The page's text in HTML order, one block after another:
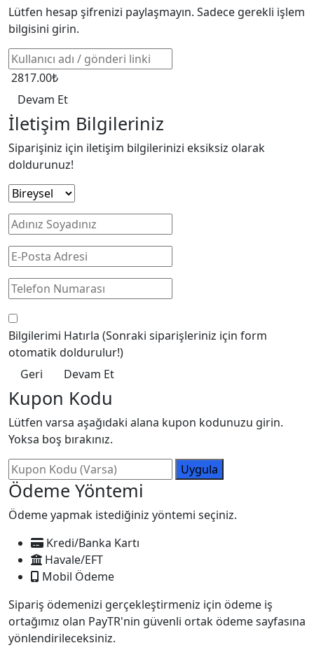
Lütfen hesap şifrenizi paylaşmayın. Sadece gerekli işlem
bilgisini girin.
2817.00₺
Devam Et
İletişim Bilgileriniz
Siparişiniz için iletişim bilgilerinizi eksiksiz olarak
doldurunuz!
Bilgilerimi Hatırla (Sonraki siparişleriniz için form
otomatik doldurulur!)
Geri
Devam Et
Kupon Kodu
Lütfen varsa aşağıdaki alana kupon kodunuzu girin.
Yoksa boş bırakınız.
Uygula
Ödeme Yöntemi
Ödeme yapmak istediğiniz yöntemi seçiniz.
Kredi/Banka Kartı
Havale/EFT
Mobil Ödeme
Sipariş ödemenizi gerçekleştirmeniz için ödeme iş
ortağımız olan PayTR'nin güvenli ortak ödeme sayfasına
yönlendirileceksiniz.